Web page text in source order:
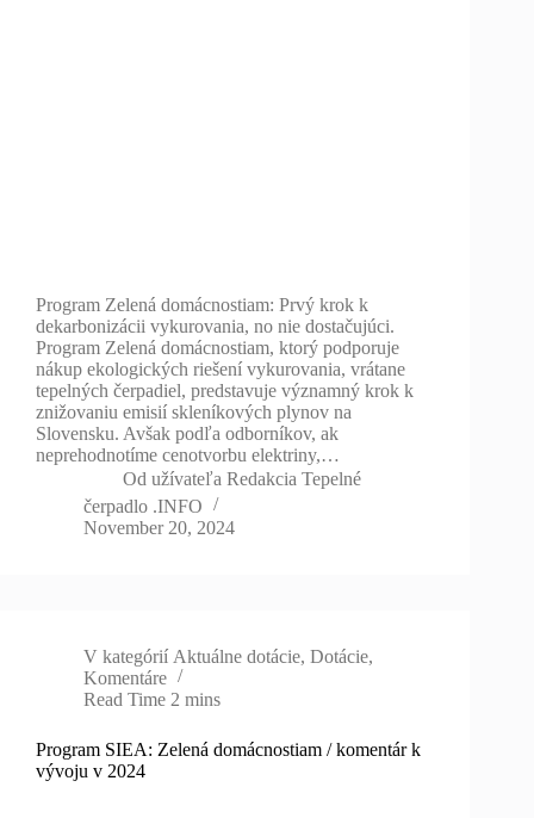
Program Zelená domácnostiam: Prvý krok k
dekarbonizácii vykurovania, no nie dostačujúci.
Program Zelená domácnostiam, ktorý podporuje
nákup ekologických riešení vykurovania, vrátane
tepelných čerpadiel, predstavuje významný krok k
znižovaniu emisií skleníkových plynov na
Slovensku. Avšak podľa odborníkov, ak
neprehodnotíme cenotvorbu elektriny,…
Od užívateľa Redakcia Tepelné
čerpadlo .INFO
November 20, 2024
V kategórií Aktuálne dotácie,Dotácie,
Komentáre
Read Time 2 mins
Program SIEA: Zelená domácnostiam / komentár k
vývoju v 2024